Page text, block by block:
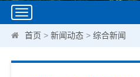
Toggle
navigation
首页 >新闻动态 >综合新闻